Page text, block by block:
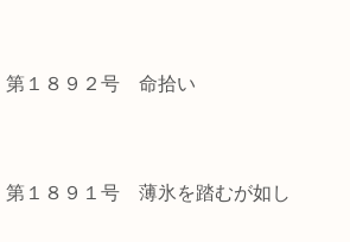
第１８９２号 命拾い
第１８９１号 薄氷を踏むが如し